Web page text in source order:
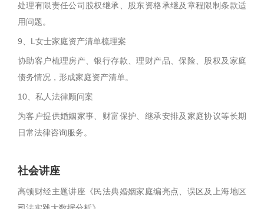
处理有限责任公司股权继承、股东资格承继及章程限制条款适
用问题。
9、L女士家庭资产清单梳理案
协助客户梳理房产、银行存款、理财产品、保险、股权及家庭
债务情况，形成家庭资产清单。
10、私人法律顾问案
为客户提供婚姻家事、财富保护、继承安排及家庭协议等长期
日常法律咨询服务。
社会讲座
高顿财经主题讲座《民法典婚姻家庭编亮点、误区及上海地区